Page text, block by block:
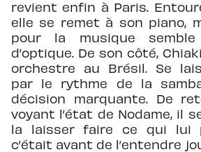
revient enfin à Paris.
elle se remet à son piano,
pour la musique
d’optique. De son côté,
orchestre au Brésil. Se
par le rythme de la
décision marquante. De
voyant l’état de Nodame, il
la laisser faire ce qui lui
c’était avant de l’entendre